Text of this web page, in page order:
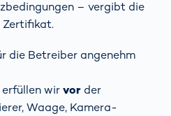
– vergibt die
Zertifikat.
die Betreiber angenehm
wirvor der
Waage, Kamera-